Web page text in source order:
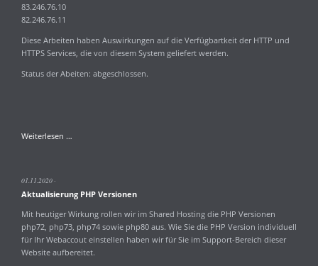
83.246.76.10
82.246.76.11
Diese Arbeiten haben Auswirkungen auf die Verfügbartkeit der HTTP und
HTTPS Services, die von diesem System geliefert werden.
Status der Abeiten: abgeschlossen.
Weiterlesen …
01.11.2020
Aktualisierung PHP Versionen
Mit heutiger Wirkung rollen wir im Shared Hosting die PHP Versionen
php72, php73, php74 sowie php80 aus. Wie Sie die PHP Version individuell
für Ihr Webaccout einstellen haben wir für Sie im Support-Bereich dieser
Website aufbereitet.